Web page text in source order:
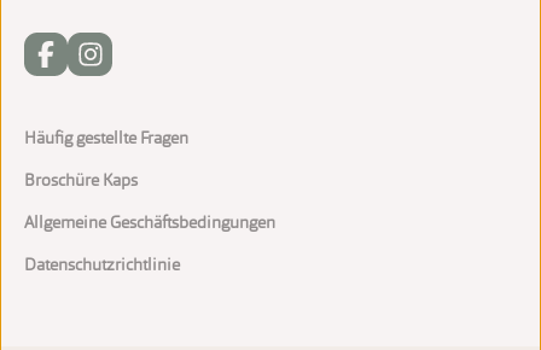
Häufig gestellte Fragen
Broschüre Kaps
Allgemeine Geschäftsbedingungen
Datenschutzrichtlinie